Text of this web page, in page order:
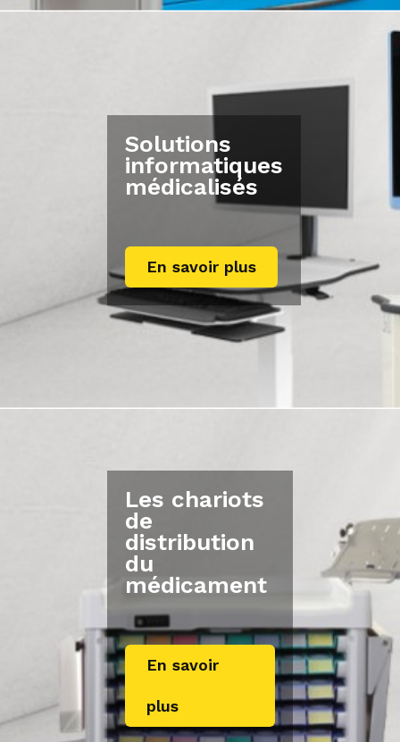
Solutions
informatiques
médicalisés
En savoir plus
Les chariots
de
distribution
du
médicament
En savoir
plus